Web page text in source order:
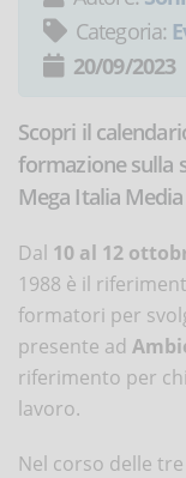
Categoria:
20/09/2023
Scopri il
formazione sulla
Mega Italia
Dal 10 al 12
1988 è il
formatori per
presente ad
riferimento per
lavoro.
Nel corso delle